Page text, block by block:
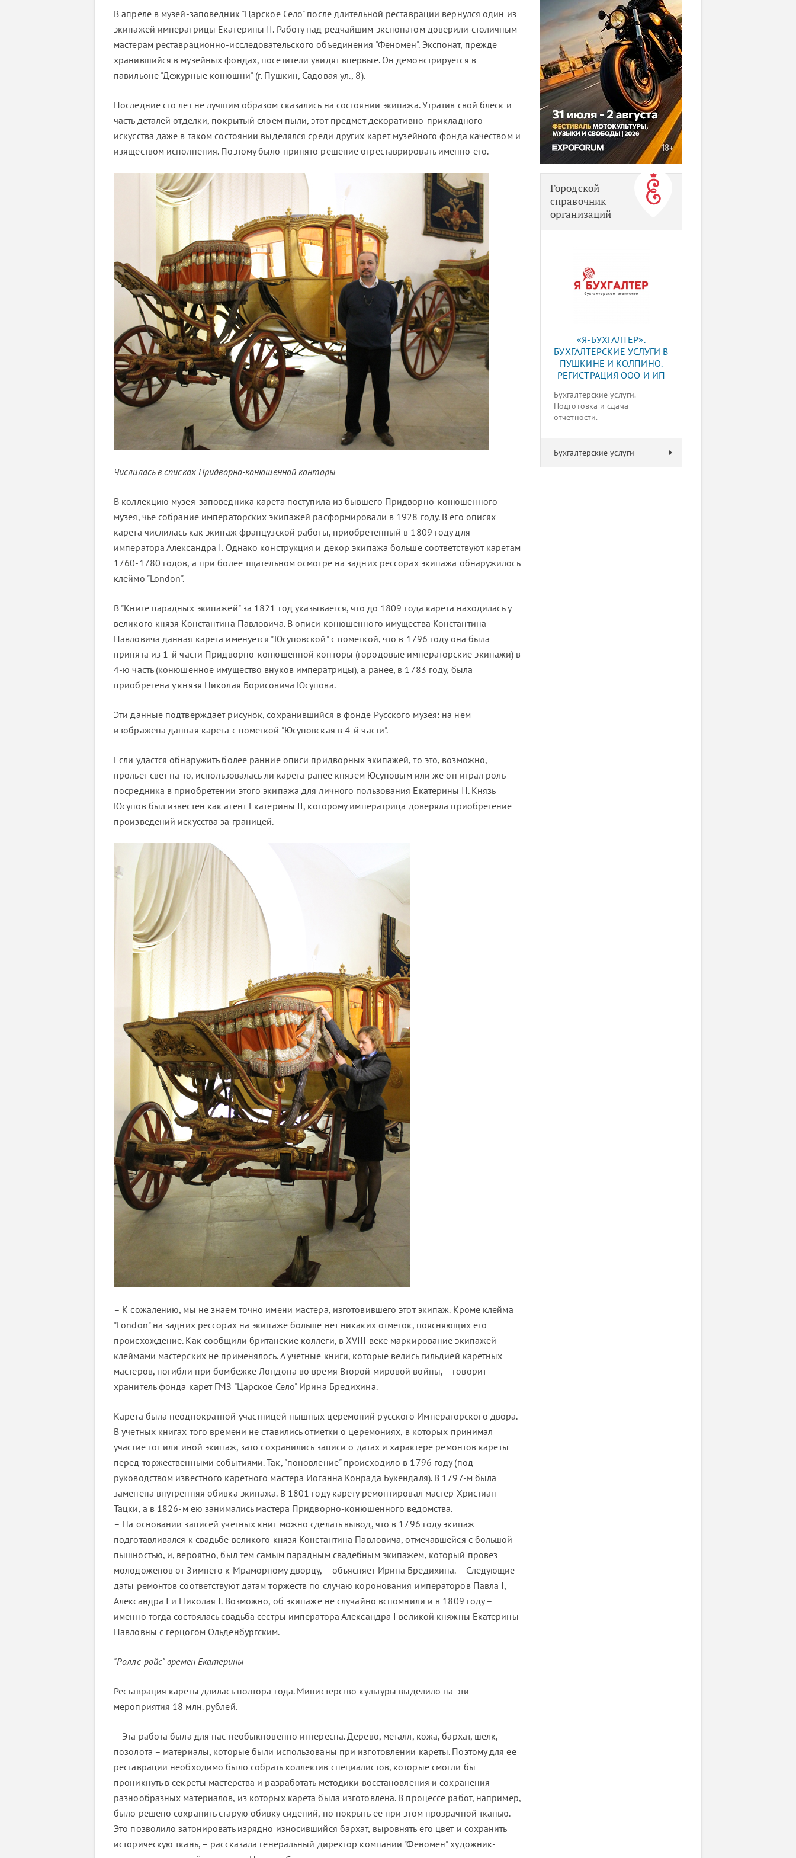
В апреле в музей-заповедник "Царское Село" после длительной реставрации вернулся один из
экипажей императрицы Екатерины II. Работу над редчайшим экспонатом доверили столичным
мастерам реставрационно-исследовательского объединения "Феномен". Экспонат, прежде
хранившийся в музейных фондах, посетители увидят впервые. Он демонстрируется в
павильоне "Дежурные конюшни" (г. Пушкин, Садовая ул., 8).
Последние сто лет не лучшим образом сказались на состоянии экипажа. Утратив свой блеск и
часть деталей отделки, покрытый слоем пыли, этот предмет декоративно-прикладного
искусства даже в таком состоянии выделялся среди других карет музейного фонда качеством и
изяществом исполнения. Поэтому было принято решение отреставрировать именно его.
Числилась в списках Придворно-конюшенной конторы
В коллекцию музея-заповедника карета поступила из бывшего Придворно-конюшенного
музея, чье собрание императорских экипажей расформировали в 1928 году. В его описях
карета числилась как экипаж французской работы, приобретенный в 1809 году для
императора Александра I. Однако конструкция и декор экипажа больше соответствуют каретам
1760-1780 годов, а при более тщательном осмотре на задних рессорах экипажа обнаружилось
клеймо "London".
В "Книге парадных экипажей" за 1821 год указывается, что до 1809 года карета находилась у
великого князя Константина Павловича. В описи конюшенного имущества Константина
Павловича данная карета именуется "Юсуповской" с пометкой, что в 1796 году она была
принята из 1-й части Придворно-конюшенной конторы (городовые императорские экипажи) в
4-ю часть (конюшенное имущество внуков императрицы), а ранее, в 1783 году, была
приобретена у князя Николая Борисовича Юсупова.
Эти данные подтверждает рисунок, сохранившийся в фонде Русского музея: на нем
изображена данная карета с пометкой "Юсуповская в 4-й части".
Если удастся обнаружить более ранние описи придворных экипажей, то это, возможно,
прольет свет на то, использовалась ли карета ранее князем Юсуповым или же он играл роль
посредника в приобретении этого экипажа для личного пользования Екатерины II. Князь
Юсупов был известен как агент Екатерины II, которому императрица доверяла приобретение
произведений искусства за границей.
– К сожалению, мы не знаем точно имени мастера, изготовившего этот экипаж. Кроме клейма
"London" на задних рессорах на экипаже больше нет никаких отметок, поясняющих его
происхождение. Как сообщили британские коллеги, в XVIII веке маркирование экипажей
клеймами мастерских не применялось. А учетные книги, которые велись гильдией каретных
мастеров, погибли при бомбежке Лондона во время Второй мировой войны, – говорит
хранитель фонда карет ГМЗ "Царское Село" Ирина Бредихина.
Карета была неоднократной участницей пышных церемоний русского Императорского двора.
В учетных книгах того времени не ставились отметки о церемониях, в которых принимал
участие тот или иной экипаж, зато сохранились записи о датах и характере ремонтов кареты
перед торжественными событиями. Так, "поновление" происходило в 1796 году (под
руководством известного каретного мастера Иоганна Конрада Букендаля). В 1797-м была
заменена внутренняя обивка экипажа. В 1801 году карету ремонтировал мастер Христиан
Тацки, а в 1826-м ею занимались мастера Придворно-конюшенного ведомства.
– На основании записей учетных книг можно сделать вывод, что в 1796 году экипаж
подготавливался к свадьбе великого князя Константина Павловича, отмечавшейся с большой
пышностью, и, вероятно, был тем самым парадным свадебным экипажем, который провез
молодоженов от Зимнего к Мраморному дворцу, – объясняет Ирина Бредихина. – Следующие
даты ремонтов соответствуют датам торжеств по случаю коронования императоров Павла I,
Александра I и Николая I. Возможно, об экипаже не случайно вспомнили и в 1809 году –
именно тогда состоялась свадьба сестры императора Александра I великой княжны Екатерины
Павловны с герцогом Ольденбургским.
"Роллс-ройс" времен Екатерины
Реставрация кареты длилась полтора года. Министерство культуры выделило на эти
мероприятия 18 млн. рублей.
– Эта работа была для нас необыкновенно интересна. Дерево, металл, кожа, бархат, шелк,
позолота – материалы, которые были использованы при изготовлении кареты. Поэтому для ее
реставрации необходимо было собрать коллектив специалистов, которые смогли бы
проникнуть в секреты мастерства и разработать методики восстановления и сохранения
разнообразных материалов, из которых карета была изготовлена. В процессе работ, например,
было решено сохранить старую обивку сидений, но покрыть ее при этом прозрачной тканью.
Это позволило затонировать изрядно износившийся бархат, выровнять его цвет и сохранить
историческую ткань, – рассказала генеральный директор компании "Феномен" художник-
Городской
справочник
организаций
«Я-БУХГАЛТЕР».
БУХГАЛТЕРСКИЕ УСЛУГИ В
ПУШКИНЕ И КОЛПИНО.
РЕГИСТРАЦИЯ ООО И ИП
Бухгалтерские услуги.
Подготовка и сдача
отчетности.
Бухгалтерские услуги